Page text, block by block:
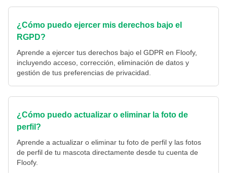
¿Cómo puedo ejercer mis derechos bajo el
RGPD?
Aprende a ejercer tus derechos bajo el GDPR en Floofy,
incluyendo acceso, corrección, eliminación de datos y
gestión de tus preferencias de privacidad.
¿Cómo puedo actualizar o eliminar la foto de
perfil?
Aprende a actualizar o eliminar tu foto de perfil y las fotos
de perfil de tu mascota directamente desde tu cuenta de
Floofy.